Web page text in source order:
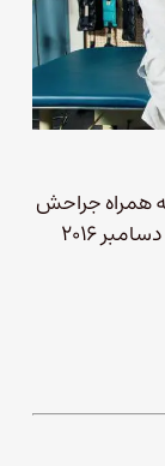
به همراه جراحش